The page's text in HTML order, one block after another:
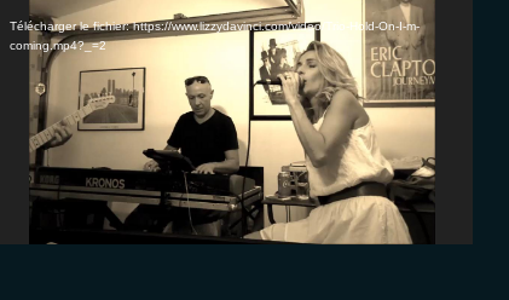
vidéo
Télécharger le fichier: https://www.lizzydavinci.com/video/Trio-Hold-On-I-m-
coming.mp4?_=2